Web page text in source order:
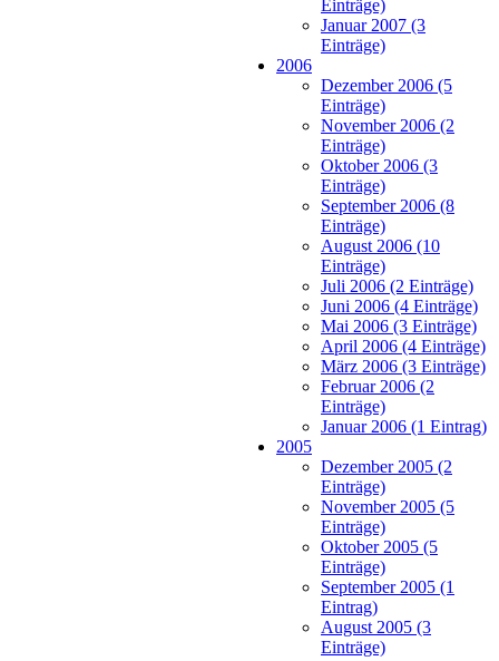
Einträge)
Januar 2007 (3
Einträge)
2006
Dezember 2006 (5
Einträge)
November 2006 (2
Einträge)
Oktober 2006 (3
Einträge)
September 2006 (8
Einträge)
August 2006 (10
Einträge)
Juli 2006 (2 Einträge)
Juni 2006 (4 Einträge)
Mai 2006 (3 Einträge)
April 2006 (4 Einträge)
März 2006 (3 Einträge)
Februar 2006 (2
Einträge)
Januar 2006 (1 Eintrag)
2005
Dezember 2005 (2
Einträge)
November 2005 (5
Einträge)
Oktober 2005 (5
Einträge)
September 2005 (1
Eintrag)
August 2005 (3
Einträge)